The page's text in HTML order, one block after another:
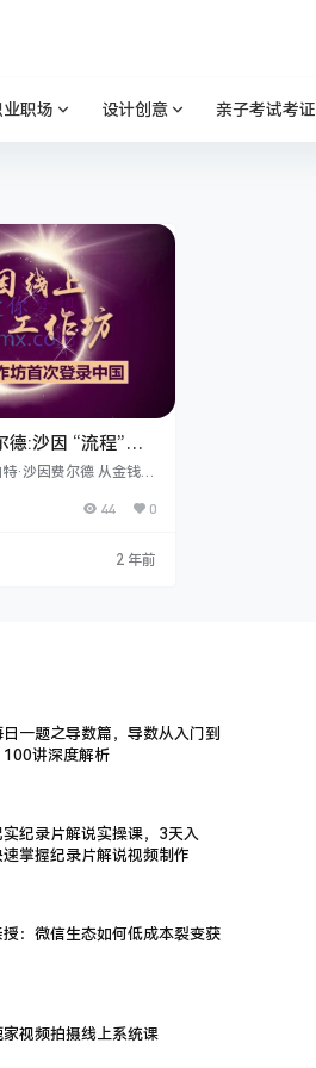
业职场 设计创意 亲子考试考证
德:沙因 “流程”线
频课程 （中文字
·沙因费尔德 从金钱/
题困扰着: 我是谁? 我为
运作的? 这四个问题的
我们生活中的一切这，
44 0
2 年前
日一题之导数篇，导数从入门到
100讲深度解析
纪录片解说实操课，3天入
速掌握纪录片解说视频制作
授：微信生态如何低成本裂变获
家视频拍摄线上系统课